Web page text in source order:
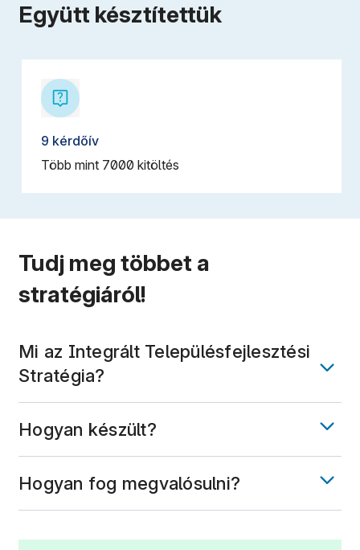
Együtt késztítettük
9 kérdőív
Több mint 7000 kitöltés
Tudj meg többet a
stratégiáról!
Mi az Integrált Településfejlesztési
Stratégia?
Hogyan készült?
Hogyan fog megvalósulni?